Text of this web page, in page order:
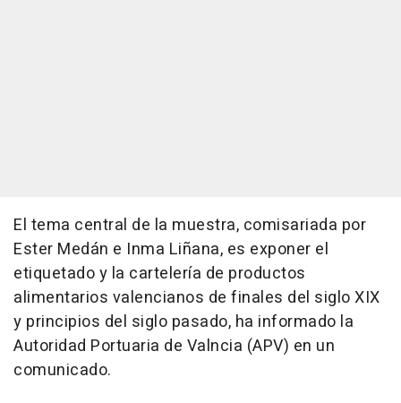
El tema central de la muestra, comisariada por
Ester Medán e Inma Liñana, es exponer el
etiquetado y la cartelería de productos
alimentarios valencianos de finales del siglo XIX
y principios del siglo pasado, ha informado la
Autoridad Portuaria de Valncia (APV) en un
comunicado.